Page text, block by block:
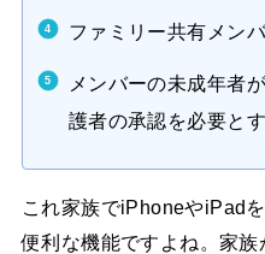
ファミリー共有メン
メンバーの未成年者
護者の承認を必要と
これ家族でiPhoneやiPad
便利な機能ですよね。家